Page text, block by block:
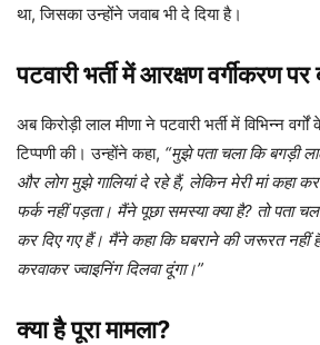
था, जिसका उन्होंने जवाब भी दे दिया है।
पटवारी भर्ती में आरक्षण वर्गीकरण पर
अब किरोड़ी लाल मीणा ने पटवारी भर्ती में विभिन्न
टिप्पणी की। उन्होंने कहा, “मुझे पता चला कि बगड़ी
और लोग मुझे गालियां दे रहे हैं, लेकिन मेरी मां कहा
फर्क नहीं पड़ता। मैंने पूछा समस्या क्या है? तो पता
कर दिए गए हैं। मैंने कहा कि घबराने की जरूरत नहीं
करवाकर ज्वाइनिंग दिलवा दूंगा।”
क्या है पूरा मामला?